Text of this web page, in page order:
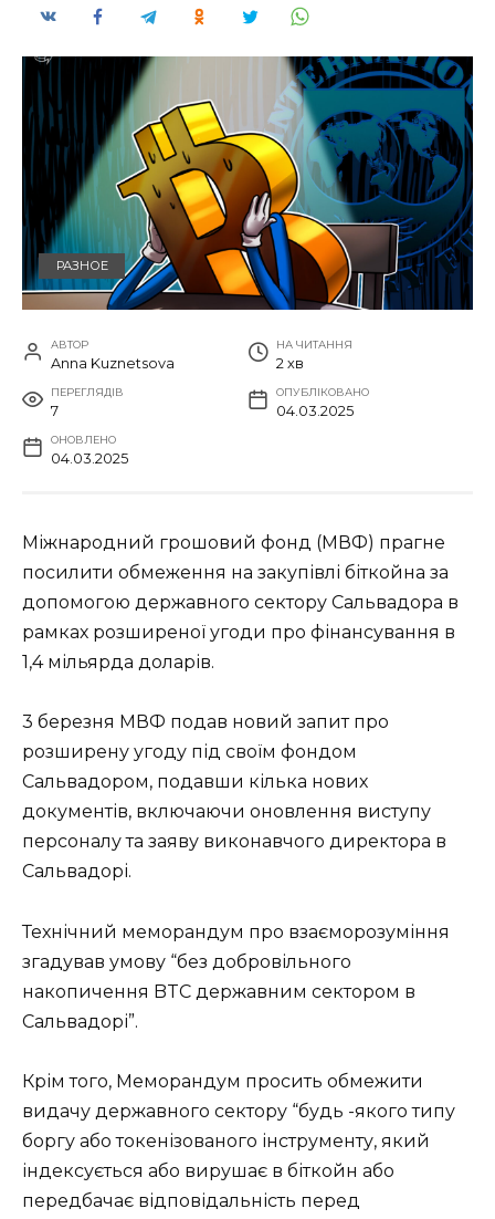
РАЗНОЕ
АВТОР
Anna Kuznetsova
НА ЧИТАННЯ
2 хв
ПЕРЕГЛЯДІВ
7
ОПУБЛІКОВАНО
04.03.2025
ОНОВЛЕНО
04.03.2025
Міжнародний грошовий фонд (МВФ) прагне
посилити обмеження на закупівлі біткойна за
допомогою державного сектору Сальвадора в
рамках розширеної угоди про фінансування в
1,4 мільярда доларів.
3 березня МВФ подав новий запит про
розширену угоду під своїм фондом
Сальвадором, подавши кілька нових
документів, включаючи оновлення виступу
персоналу та заяву виконавчого директора в
Сальвадорі.
Технічний меморандум про взаєморозуміння
згадував умову “без добровільного
накопичення BTC державним сектором в
Сальвадорі”.
Крім того, Меморандум просить обмежити
видачу державного сектору “будь -якого типу
боргу або токенізованого інструменту, який
індексується або вирушає в біткойн або
передбачає відповідальність перед